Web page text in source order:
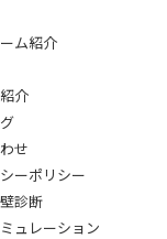
ム紹介
介
せ
ーポリシー
診断
ュレーション